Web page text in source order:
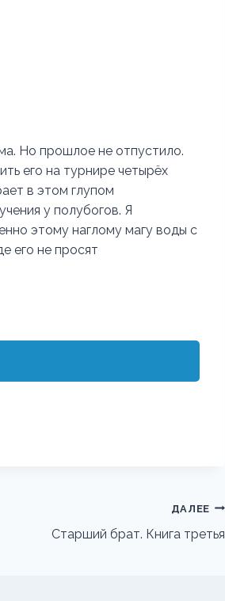
Но прошлое не отпустило.
его на турнире четырёх
в этом глупом
у полубогов. Я
этому наглому магу воды с
его не просят
ДАЛЕЕ
Старший брат. Книга третья